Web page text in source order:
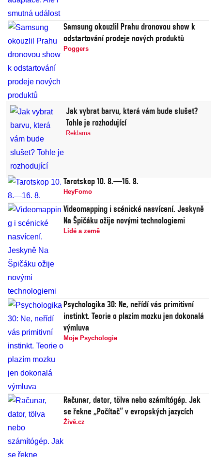
Samsung okouzlil Prahu dronovou show k
odstartování prodeje nových produktů
Poggers
Jak vybrat barvu, která vám bude slušet?
Tohle je rozhodující
Reklama
Tarotskop 10. 8.—16. 8.
HeyFomo
Videomapping i scénické nasvícení. Jeskyně
Na Špičáku ožije novými technologiemi
Lidé a země
Psychologika 30: Ne, neřídí vás primitivní
instinkt. Teorie o plazím mozku jen dokonalá
výmluva
Moje Psychologie
Računar, dator, tölva nebo számítógép. Jak
se řekne „Počítač“ v evropských jazycích
Živě.cz